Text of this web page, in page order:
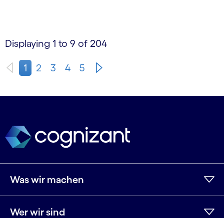
Displaying 1 to 9 of 204
1 2 3 4 5
Was wir machen
Wer wir sind